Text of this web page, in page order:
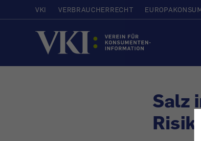
VKI VERBRAUCHERRECHT
Startseite
Salz
Risiko